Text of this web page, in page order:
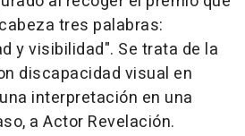
tres palabras:
y visibilidad". Se trata de la
discapacidad visual en
interpretación en una
a Actor Revelación.